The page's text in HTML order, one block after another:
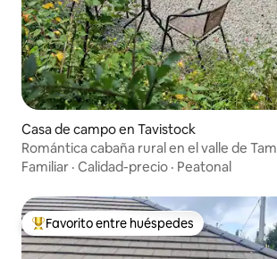
Casa de campo en Tavistock
Romántica cabaña rural en el valle de
Familiar · Calidad-precio · Peatonal
Favorito entre huéspedes preferido
Favorito entre huéspedes